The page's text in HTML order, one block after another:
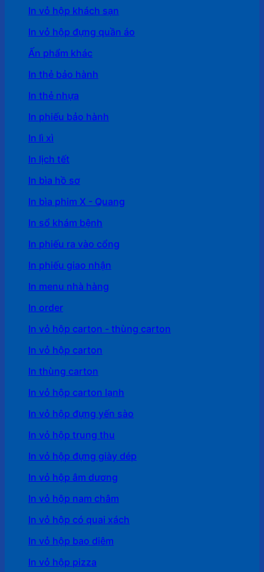
In vỏ hộp khách sạn
In vỏ hộp đựng quần áo
Ấn phẩm khác
In thẻ bảo hành
In thẻ nhựa
In phiếu bảo hành
In lì xì
In lịch tết
In bìa hồ sơ
In bìa phim X - Quang
In sổ khám bệnh
In phiếu ra vào cổng
In phiếu giao nhận
In menu nhà hàng
In order
In vỏ hộp carton - thùng carton
In vỏ hộp carton
In thùng carton
In vỏ hộp carton lạnh
In vỏ hộp đựng yến sào
In vỏ hộp trung thu
In vỏ hộp đựng giày dép
In vỏ hộp âm dương
In vỏ hộp nam châm
In vỏ hộp có quai xách
In vỏ hộp bao diêm
In vỏ hộp pizza